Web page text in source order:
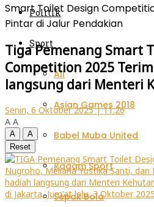
Politik
Sport
All
Asian Games 2018
Babel Muba United
Ragam Sport
Sepak Bola
Smart Toilet Design
Pintar di Jalur Pendakian
Tiga Pemenang Smart
Competition 2025
langsung dari Menteri
Senin, 6 Oktober 2025 | 11:26
A A
A
A
Reset